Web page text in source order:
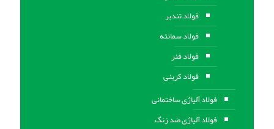
فولاد تندبر
فولاد سمانته
فولاد فنر
فولاد کربنی
فولاد آلیاژی ساختمانی
فولاد آلیاژی ضد زنگ